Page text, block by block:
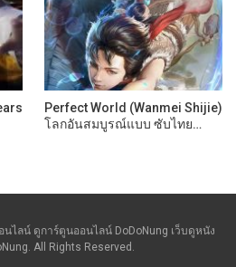
Perfect World (Wanmei Shijie)
โลกอันสมบูรณ์แบบ ซับไทย…
ไลน์ ดูการ์ตูนออนไลน์ DoDoNung เว็บดูหนัง
All Rights Reserved.